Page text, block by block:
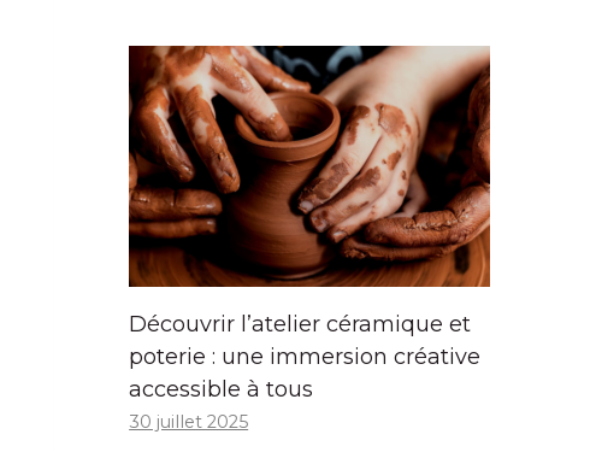
Découvrir l’atelier céramique et
poterie : une immersion créative
accessible à tous
30 juillet 2025